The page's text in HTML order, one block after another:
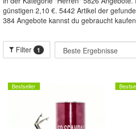
günstigen 2,10 €. 5442 Artikel der
384 Angebote kannst du gebraucht
Filter 1
Bestseller